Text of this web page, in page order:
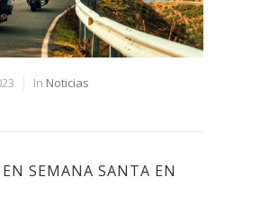
In Noticias
SEMANA SANTA EN